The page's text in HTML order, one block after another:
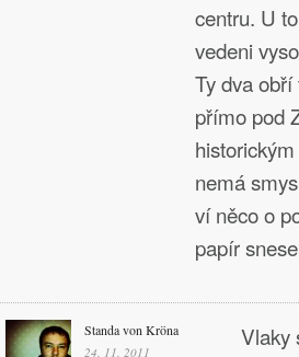
centru. U
vedeni
Ty dva
přímo pod
nemá
ví něco o
papír
Standa von Kröna
24. 11. 2011
Vlaky